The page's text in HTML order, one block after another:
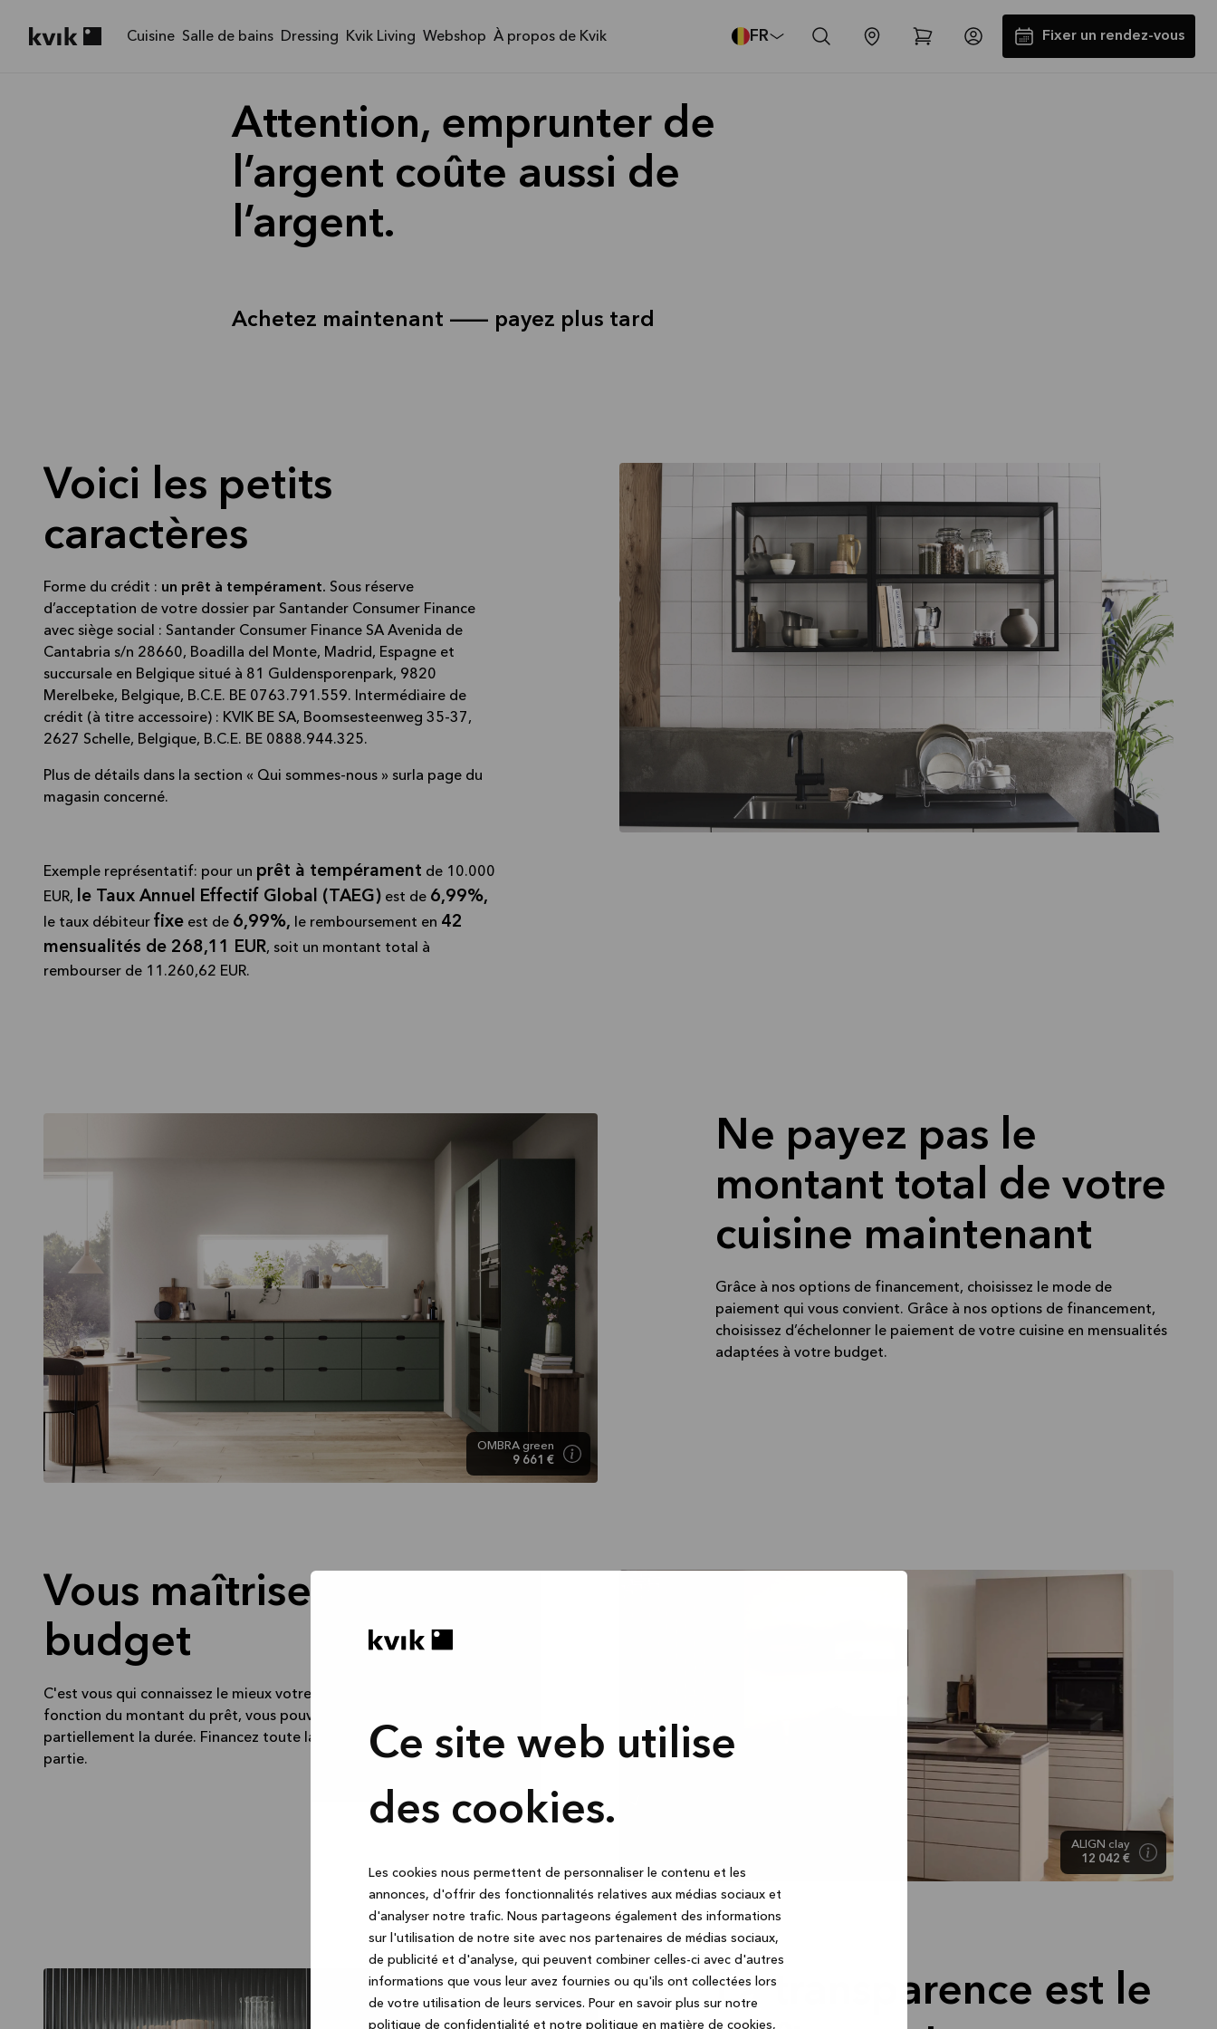
Ce site web utilise
des cookies.
Les cookies nous permettent de personnaliser le contenu et les
annonces, d'offrir des fonctionnalités relatives aux médias sociaux et
d'analyser notre trafic. Nous partageons également des informations
sur l'utilisation de notre site avec nos partenaires de médias sociaux,
de publicité et d'analyse, qui peuvent combiner celles-ci avec d'autres
informations que vous leur avez fournies ou qu'ils ont collectées lors
de votre utilisation de leurs services. Pour en savoir plus sur notre
politique de confidentialité et notre politique en matière de cookies,
Cuisine Salle de bains Dressing Kvik Living Webshop À propos de Kvik FR Fixer un rendez-vous
Attention, emprunter de
l’argent coûte aussi de
l’argent.
Achetez maintenant — payez plus tard
Voici les petits
caractères
Forme du crédit : un prêt à tempérament. Sous réserve
d’acceptation de votre dossier par Santander Consumer Finance
avec siège social : Santander Consumer Finance SA Avenida de
Cantabria s/n 28660, Boadilla del Monte, Madrid, Espagne et
succursale en Belgique situé à 81 Guldensporenpark, 9820
Merelbeke, Belgique, B.C.E. BE 0763.791.559. Intermédiaire de
crédit (à titre accessoire) : KVIK BE SA, Boomsesteenweg 35-37,
2627 Schelle, Belgique, B.C.E. BE 0888.944.325.
Plus de détails dans la section « Qui sommes-nous » surla page du
magasin concerné.
Exemple représentatif: pour un prêt à tempérament de 10.000
EUR, le Taux Annuel Effectif Global (TAEG) est de 6,99%,
le taux débiteur fixe est de 6,99%, le remboursement en 42
mensualités de 268,11 EUR, soit un montant total à
rembourser de 11.260,62 EUR.
Ne payez pas le
montant total de votre
cuisine maintenant
Grâce à nos options de financement, choisissez le mode de
paiement qui vous convient. Grâce à nos options de financement,
choisissez d’échelonner le paiement de votre cuisine en mensualités
adaptées à votre budget.
OMBRA green
9 661 €
Vous maîtrisez votre
budget
C'est vous qui connaissez le mieux votre budget mensuel. En
fonction du montant du prêt, vous pouvez également déterminer
partiellement la durée. Financez toute la cuisine ou seulement une
partie.
ALIGN clay
12 042 €
La transparence est le